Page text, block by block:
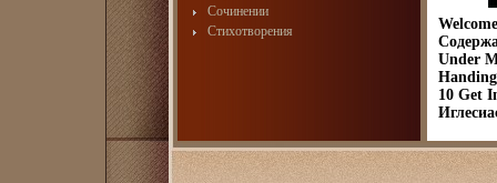
Сочинении
Стихотворения
Under
10 Get